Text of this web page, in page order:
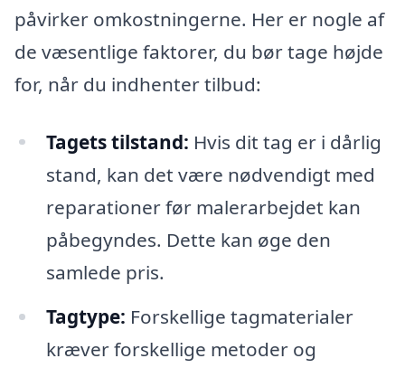
påvirker omkostningerne. Her er nogle af
de væsentlige faktorer, du bør tage højde
for, når du indhenter tilbud:
Tagets tilstand: Hvis dit tag er i dårlig
stand, kan det være nødvendigt med
reparationer før malerarbejdet kan
påbegyndes. Dette kan øge den
samlede pris.
Tagtype: Forskellige tagmaterialer
kræver forskellige metoder og